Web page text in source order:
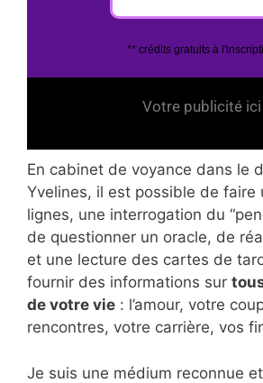
** crédits gratuits à
Votre publicité ici
En cabinet de voyance dans le
Yvelines, il est possible de faire
lignes, une interrogation du
de questionner un oracle, de
et une lecture des cartes de
fournir des informations sur
de votre vie : l’amour, votre
rencontres, votre carrière, vos
Je suis une médium reconnue